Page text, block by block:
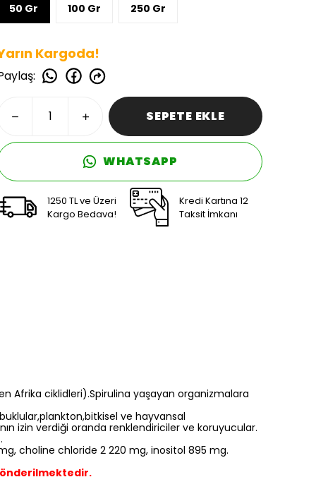
50 Gr
100 Gr 250 Gr
Kargoda!
:
SEPETE EKLE
WHATSAPP
1250 TL ve Üzeri
Kargo Bedava!
Kredi Kartına 12
Taksit İmkanı
Afrika ciklidleri).Spirulina yaşayan organizmalara
ve hayvansal
izin verdiği oranda renklendiriciler ve koruyucular.
choline chloride 2 220 mg, inositol 895 mg.